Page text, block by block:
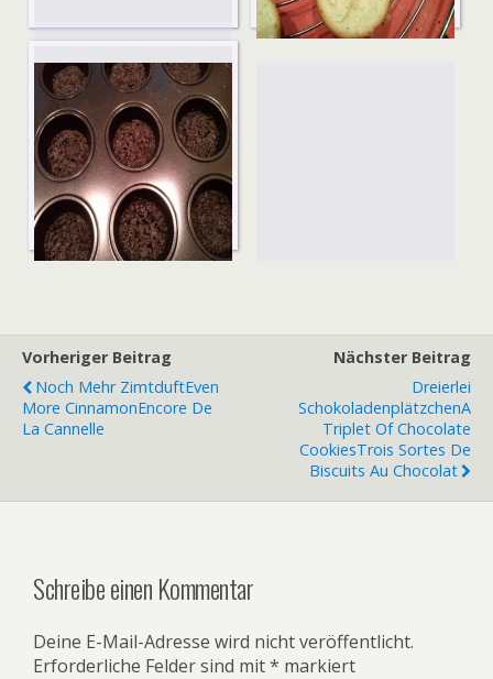
Vorheriger Beitrag
Noch Mehr ZimtduftEven
More CinnamonEncore De
La Cannelle
Nächster Beitrag
Dreierlei
SchokoladenplätzchenA
Triplet Of Chocolate
CookiesTrois Sortes De
Biscuits Au Chocolat
Schreibe einen Kommentar
Deine E-Mail-Adresse wird nicht veröffentlicht.
Erforderliche Felder sind mit* markiert